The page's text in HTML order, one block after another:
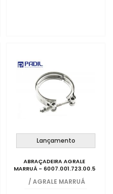
Lançamento
ABRAÇADEIRA AGRALE
MARRUÁ - 6007.001.723.00.5
/ AGRALE MARRUÁ